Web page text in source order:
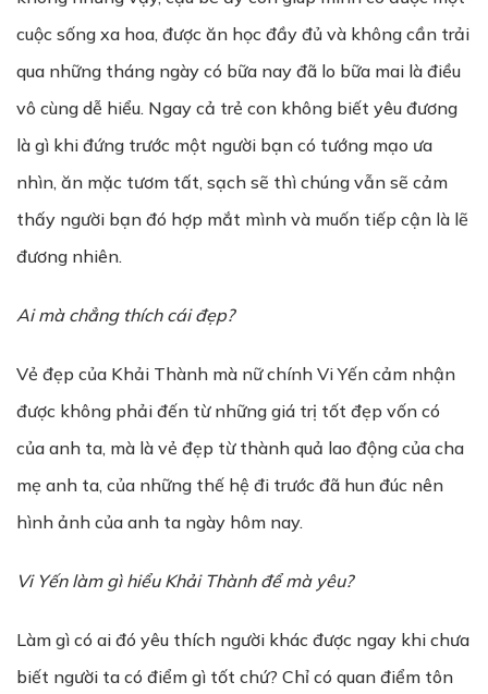
cuộc sống xa hoa, được ăn học đầy đủ và không cần trải
qua những tháng ngày có bữa nay đã lo bữa mai là điều
vô cùng dễ hiểu. Ngay cả trẻ con không biết yêu đương
là gì khi đứng trước một người bạn có tướng mạo ưa
nhìn, ăn mặc tươm tất, sạch sẽ thì chúng vẫn sẽ cảm
thấy người bạn đó hợp mắt mình và muốn tiếp cận là lẽ
đương nhiên.
Ai mà chẳng thích cái đẹp?
Vẻ đẹp của Khải Thành mà nữ chính Vi Yến cảm nhận
được không phải đến từ những giá trị tốt đẹp vốn có
của anh ta, mà là vẻ đẹp từ thành quả lao động của cha
mẹ anh ta, của những thế hệ đi trước đã hun đúc nên
hình ảnh của anh ta ngày hôm nay.
Vi Yến làm gì hiểu Khải Thành để mà yêu?
Làm gì có ai đó yêu thích người khác được ngay khi chưa
biết người ta có điểm gì tốt chứ? Chỉ có quan điểm tôn